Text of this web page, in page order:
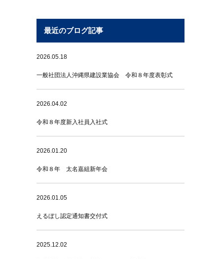
最近のブログ記事
2026.05.18
一般社団法人沖縄県建設業協会 令和８年度表彰式
2026.04.02
令和８年度新入社員入社式
2026.01.20
令和８年 太名嘉組新年会
2026.01.05
えるぼし認定通知書交付式
2025.12.02